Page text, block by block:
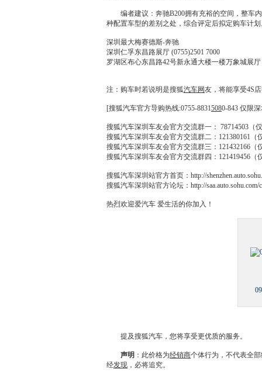
编者建议： 奔驰B200拥有充裕的空间，整车
种配置车型的差别之处，综合评定后拟定购车计
深圳 最大梅赛德斯-奔驰
深圳 仁孚东昌路展厅 (0755)2501 7000
罗湖区布心东昌路42号新永通大楼一楼万象城展厅
注：购车时若说明是搜狐汽车网友，将能享受4S店
[搜狐汽车官方导购热线:0755-88315080-843 仅限
搜狐汽车深圳 车友会官方交流群一： 78714503（
搜狐汽车深圳 车友会官方交流群二：121380161（
搜狐汽车深圳 车友会官方交流群三：121432166（
搜狐汽车深圳 车友会官方交流群四：121419456（
搜狐汽车深圳站官方首页：http://
搜狐汽车深圳站官方论坛：http://saa.auto.sohu.com/
热烈欢迎爱汽车 爱生活的你加入！
提及搜狐汽车，您将享受更优质的服务。
声明 ：此价格为经销商个体行为，不代表全部
经发现 ，必将追究。